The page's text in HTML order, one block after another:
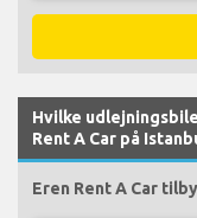
Hvilke
Rent A Car på
Eren Rent A Car